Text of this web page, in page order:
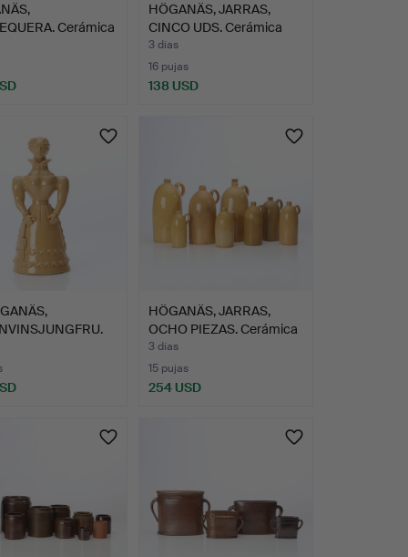
Cerámica
Si…
HÖGANÄS, JARRAS,
CINCO UDS. Cerámica
vidri…
3 días
16 pujas
138 USD
vidria…
HÖGANÄS, JARRAS,
OCHO PIEZAS. Cerámica
vid…
3 días
15 pujas
254 USD